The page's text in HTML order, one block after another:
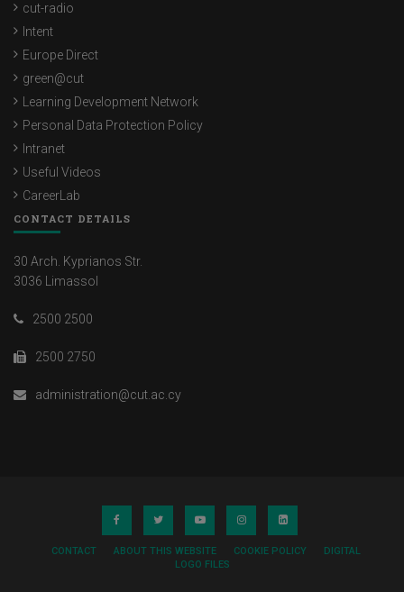
cut-radio
Intent
Europe Direct
green@cut
Learning Development Network
Personal Data Protection Policy
Intranet
Useful Videos
CareerLab
CONTACT DETAILS
30 Arch. Kyprianos Str.
3036 Limassol
2500 2500
2500 2750
administration@cut.ac.cy
CONTACT ABOUT THIS WEBSITE COOKIE POLICY
DIGITAL
LOGO FILES